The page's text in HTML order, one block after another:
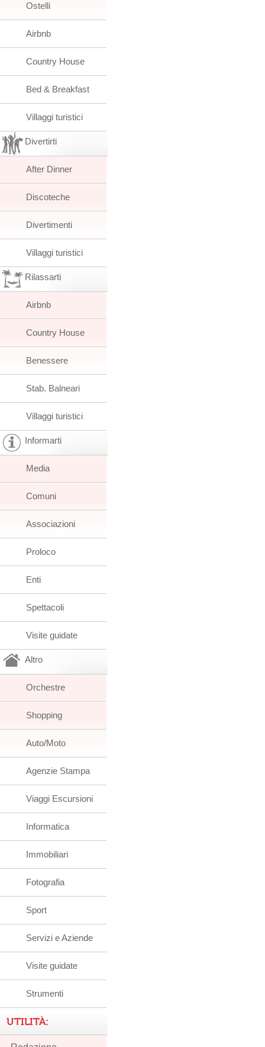
Ostelli
Airbnb
Country House
Bed & Breakfast
Villaggi turistici
Divertirti
After Dinner
Discoteche
Divertimenti
Villaggi turistici
Rilassarti
Airbnb
Country House
Benessere
Stab. Balneari
Villaggi turistici
Informarti
Media
Comuni
Associazioni
Proloco
Enti
Spettacoli
Visite guidate
Altro
Orchestre
Shopping
Auto/Moto
Agenzie Stampa
Viaggi Escursioni
Informatica
Immobiliari
Fotografia
Sport
Servizi e Aziende
Visite guidate
Strumenti
UTILITÀ: